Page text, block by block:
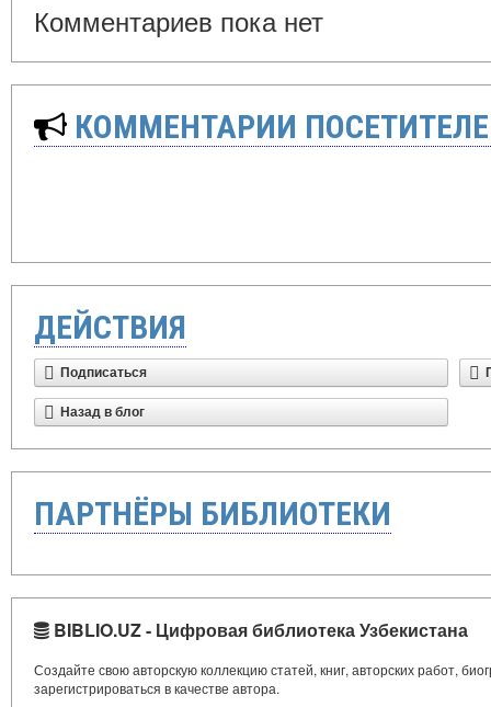
Комментариев пока нет
КОММЕНТАРИИ
ДЕЙСТВИЯ
Подписаться
Назад в блог
ПАРТНЁРЫ БИБЛИОТЕКИ
BIBLIO.UZ - Цифровая библиотека Узбекистана
Создайте свою авторскую коллекцию статей, книг, авторских работ,
зарегистрироваться в качестве автора.